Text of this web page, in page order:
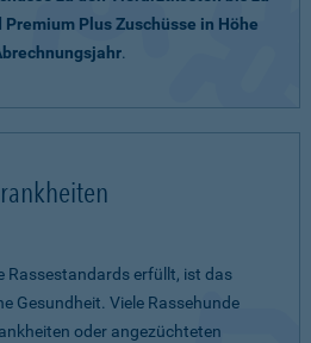
Premium Plus Zuschüsse in Höhe
.
Rassestandards erfüllt, ist das
Gesundheit. Viele Rassehunde
oder angezüchteten